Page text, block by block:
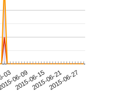
0306-09
2015-06-152015-06-212015-06-27